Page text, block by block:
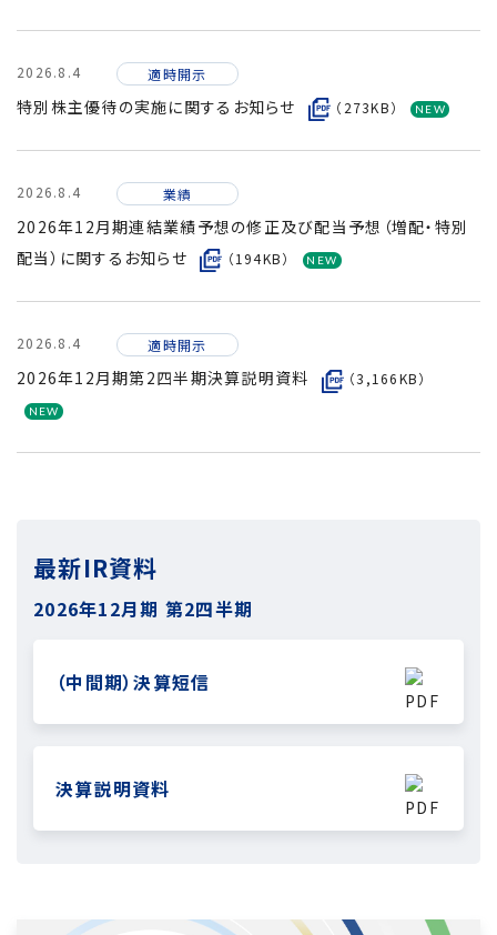
2026.8.4 適時開示
特別株主優待の実施に関するお知らせ （273KB）
2026.8.4 業績
2026年12月期連結業績予想の修正及び配当予想（増配・特別
配当）に関するお知らせ
（194KB）
2026.8.4 適時開示
2026年12月期第2四半期決算説明資料 （3,166KB）
最新IR資料
2026年12月期 第2四半期
（中間期）決算短信
決算説明資料